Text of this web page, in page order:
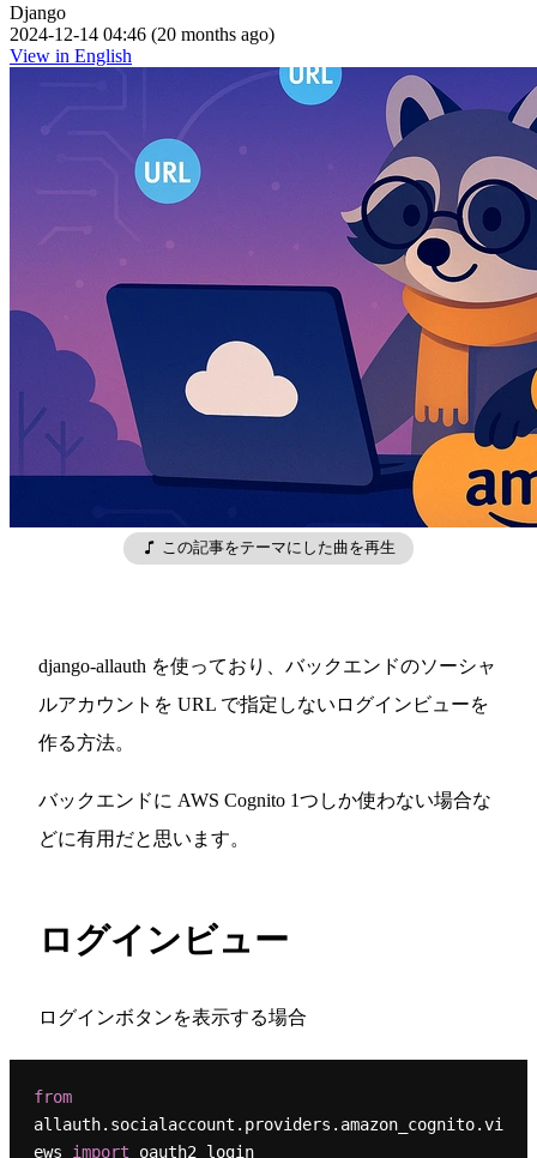
Django
2024-12-14 04:46 (20 months ago)
View in English
この記事をテーマにした曲を再生
django-allauth を使っており、バックエンドのソーシャ
ルアカウントを URL で指定しないログインビューを
作る方法。
バックエンドに AWS Cognito 1つしか使わない場合な
どに有用だと思います。
ログインビュー
ログインボタンを表示する場合
from
allauth.socialaccount.providers.amazon_cognito.vi
ews import oauth2_login